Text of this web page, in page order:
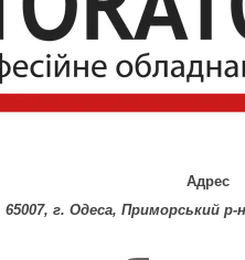
Адрес
65007, г. Одеса, Приморський р-